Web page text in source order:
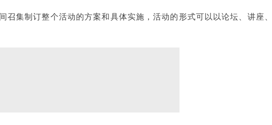
召集制订整个活动的方案和具体实施，活动的形式可以以论坛、讲座